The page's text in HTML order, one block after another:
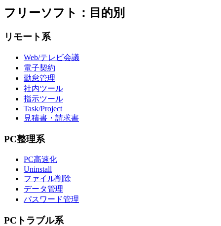
フリーソフト：目的別
リモート系
Web/テレビ会議
電子契約
勤怠管理
社内ツール
指示ツール
Task/Project
見積書・請求書
PC整理系
PC高速化
Uninstall
ファイル削除
データ管理
パスワード管理
PCトラブル系